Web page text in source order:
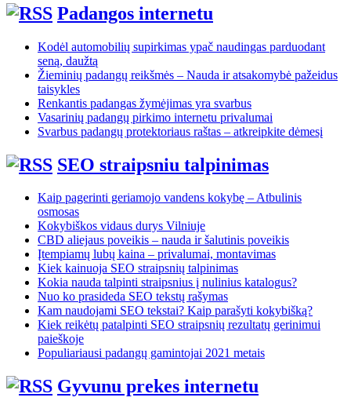
Padangos internetu
Kodėl automobilių supirkimas ypač naudingas parduodant
seną, daužtą
Žieminių padangų reikšmės – Nauda ir atsakomybė pažeidus
taisykles
Renkantis padangas žymėjimas yra svarbus
Vasarinių padangų pirkimo internetu privalumai
Svarbus padangų protektoriaus raštas – atkreipkite dėmesį
SEO straipsniu talpinimas
Kaip pagerinti geriamojo vandens kokybę – Atbulinis
osmosas
Kokybiškos vidaus durys Vilniuje
CBD aliejaus poveikis – nauda ir šalutinis poveikis
Įtempiamų lubų kaina – privalumai, montavimas
Kiek kainuoja SEO straipsnių talpinimas
Kokia nauda talpinti straipsnius į nulinius katalogus?
Nuo ko prasideda SEO tekstų rašymas
Kam naudojami SEO tekstai? Kaip parašyti kokybišką?
Kiek reikėtų patalpinti SEO straipsnių rezultatų gerinimui
paieškoje
Populiariausi padangų gamintojai 2021 metais
Gyvunu prekes internetu